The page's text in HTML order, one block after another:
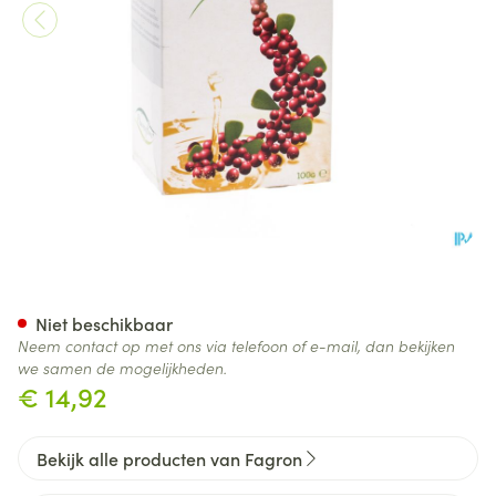
€ 14,92
Niet beschikbaar
Neem contact op met ons via telefoon of e-mail, dan bekijken
we samen de mogelijkheden.
Bekijk alle producten van Fagron